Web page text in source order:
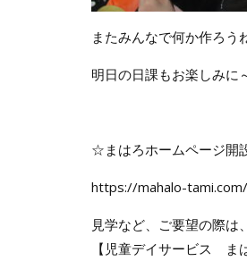
またみんなで何か作ろう
明日の日課もお楽しみに
☆まはろホームページ
https://mahalo-tami.com/
見学など、ご要望の際は
【児童デイサービス ま